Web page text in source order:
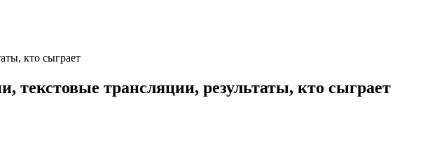
кто сыграет
текстовые трансляции, результаты, кто сыграет